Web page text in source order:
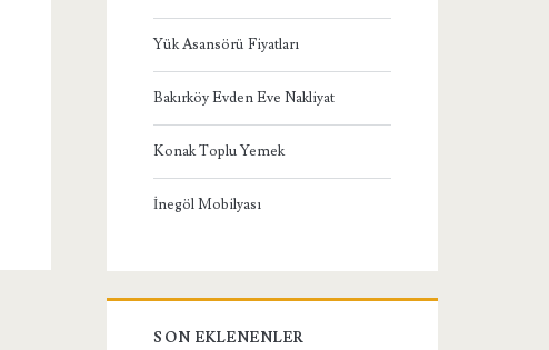
Yük Asansörü Fiyatları
Bakırköy Evden Eve Nakliyat
Konak Toplu Yemek
İnegöl Mobilyası
SON EKLENENLER